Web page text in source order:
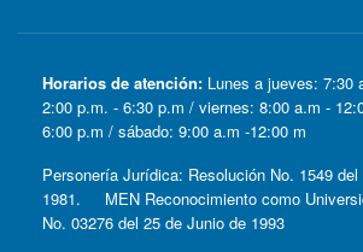
Horarios de atención: Lunes a jueves: 7:30
2:00 p.m. - 6:30 p.m / viernes: 8:00 a.m -
6:00 p.m / sábado: 9:00 a.m -12:00 m
Personería Jurídica: Resolución No. 1549
1981. MEN Reconocimiento como
No. 03276 del 25 de Junio de 1993